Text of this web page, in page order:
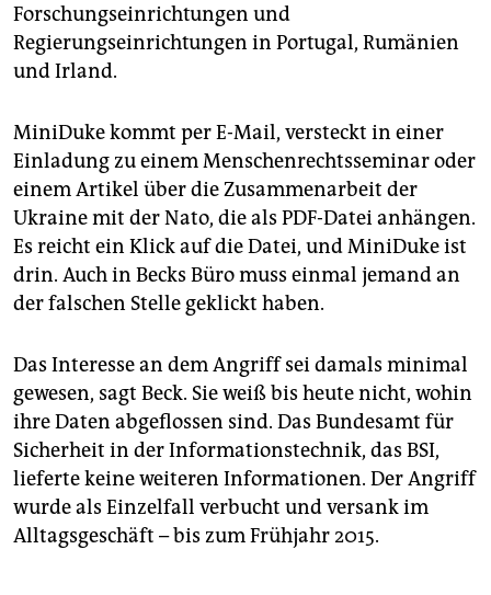
hat die Bundeswehr über ein eigenes
Cyberkommando, welches auch in der Lage sein soll,
selbst anzugreifen. 2021 soll die Abteilung mit 15.000
Forschungseinrichtungen und
Regierungseinrichtungen in Portugal, Rumänien
und Irland.
MiniDuke kommt per E-Mail, versteckt in einer
Einladung zu einem Menschenrechtsseminar oder
einem Artikel über die Zusammenarbeit der
Ukraine mit der Nato, die als PDF-Datei anhängen.
Es reicht ein Klick auf die Datei, und MiniDuke ist
drin. Auch in Becks Büro muss einmal jemand an
der falschen Stelle geklickt haben.
Das Interesse an dem Angriff sei damals minimal
gewesen, sagt Beck. Sie weiß bis heute nicht, wohin
ihre Daten abgeflossen sind. Das Bundesamt für
Sicherheit in der ­Informationstechnik, das BSI,
lieferte keine weiteren Informationen. Der Angriff
wurde als Einzelfall verbucht und versank im
Alltagsgeschäft – bis zum Frühjahr 2015.